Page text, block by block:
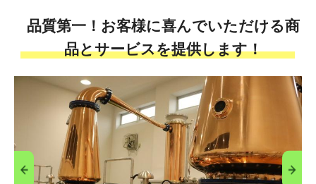
品質第一！お客様に喜んでいただける商
品とサービスを提供します！